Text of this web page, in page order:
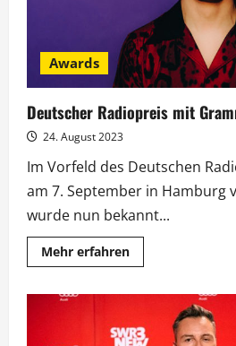
Awards
Deutscher Radiopreis mit
24. August 2023
Im Vorfeld des Deutschen
am 7. September in Hamburg
wurde nun bekannt...
Mehr erfahrenMehr
Informationen
Radiopreis
Grammy-
Preisträger